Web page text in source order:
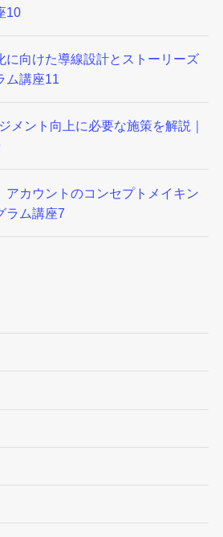
10
に向けた導線設計とストーリーズ
ム講座11
メント向上に必要な施策を解説｜
アカウントのコンセプトメイキン
ラム講座7